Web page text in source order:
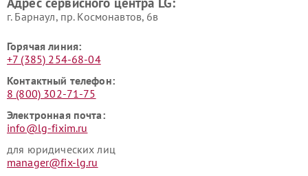
г. Барнаул, ​пр. Космонавтов, 6в
Горячая линия:
+7 (385) 254-68-04
Контактный телефон:
8 (800) 302-71-75
Электронная почта:
info@lg-fixim.ru
для юридических лиц
manager@fix-lg.ru